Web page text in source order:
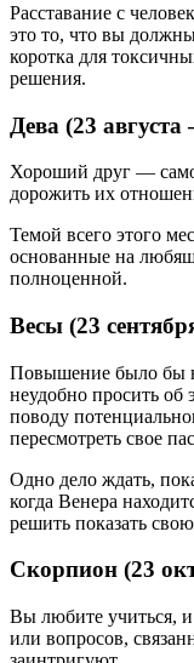
Расставание с
это то, что вы
коротка для
решения.
Дева (23
Хороший друг —
дорожить их
Темой всего этого
основанные на
полноценной.
Весы (23
Повышение было бы
неудобно просить об
поводу
пересмотреть свое
Одно дело ждать,
когда Венера
решить показать
Скорпион (23
Вы любите учиться, и
или вопросов,